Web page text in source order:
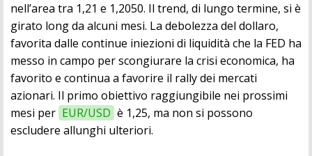
nell’area tra 1,21 e 1,2050. Il trend, di lungo termine, si è
girato long da alcuni mesi. La debolezza del dollaro,
favorita dalle continue iniezioni di liquidità che la FED ha
messo in campo per scongiurare la crisi economica, ha
favorito e continua a favorire il rally dei mercati
azionari. Il primo obiettivo raggiungibile nei prossimi
mesi per EUR/USD è 1,25, ma non si possono
escludere allunghi ulteriori.